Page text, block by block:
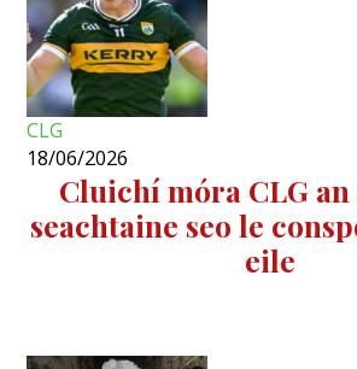
CLG
18/06/2026
Cluichí móra CLG
seachtaine seo le
eile